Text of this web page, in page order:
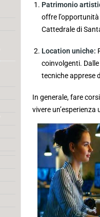
Patrimonio
offre
Cattedrale di
Location uniche:
coinvolgenti.
tecniche apprese
In generale, fare
vivere